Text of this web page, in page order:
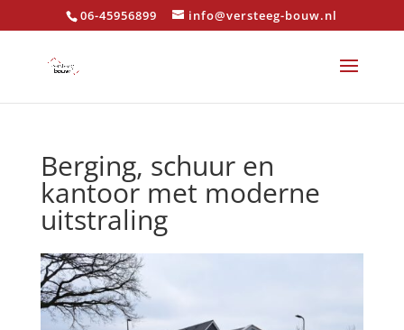
06-45956899 info@versteeg-bouw.nl
Berging, schuur en
kantoor met moderne
uitstraling